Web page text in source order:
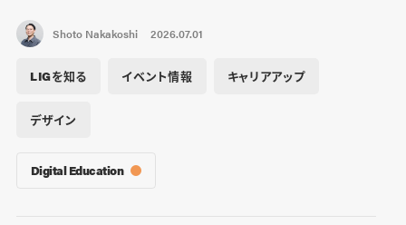
Shoto Nakakoshi 2026.07.01
LIGを知る イベント情報 キャリアアップ
デザイン
Digital Education